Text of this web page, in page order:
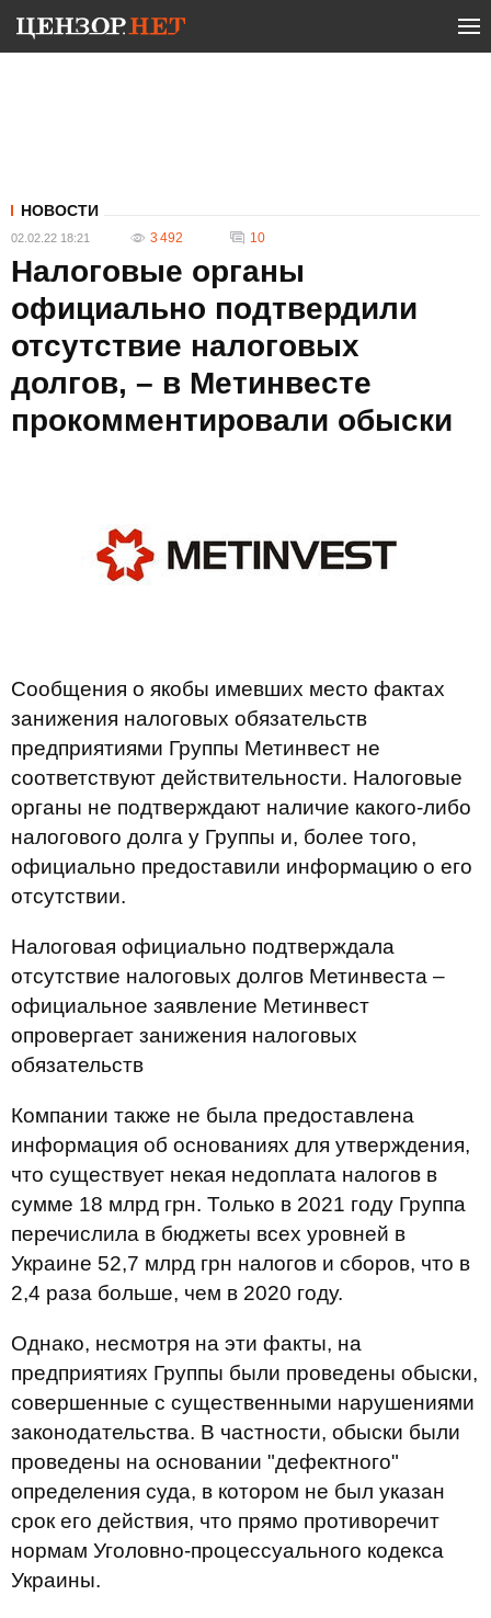
НОВОСТИ
02.02.22 18:21 3 492 10
Налоговые органы
официально подтвердили
отсутствие налоговых
долгов, – в Метинвесте
прокомментировали обыски
Сообщения о якобы имевших место фактах
занижения налоговых обязательств
предприятиями Группы Метинвест не
соответствуют действительности. Налоговые
органы не подтверждают наличие какого-либо
налогового долга у Группы и, более того,
официально предоставили информацию о его
отсутствии.
Налоговая официально подтверждала
отсутствие налоговых долгов Метинвеста –
официальное заявление Метинвест
опровергает занижения налоговых
обязательств
Компании также не была предоставлена
информация об основаниях для утверждения,
что существует некая недоплата налогов в
сумме 18 млрд грн. Только в 2021 году Группа
перечислила в бюджеты всех уровней в
Украине 52,7 млрд грн налогов и сборов, что в
2,4 раза больше, чем в 2020 году.
Однако, несмотря на эти факты, на
предприятиях Группы были проведены обыски,
совершенные с существенными нарушениями
законодательства. В частности, обыски были
проведены на основании "дефектного"
определения суда, в котором не был указан
срок его действия, что прямо противоречит
нормам Уголовно-процессуального кодекса
Украины.